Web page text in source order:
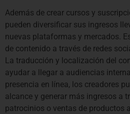
Además de crear cursos y
pueden diversificar sus ingresos
nuevas plataformas y mercados.
de contenido a través de redes
La traducción y localización del
ayudar a llegar a audiencias
presencia en línea, los creadores
alcance y generar más ingresos a
patrocinios o ventas de productos